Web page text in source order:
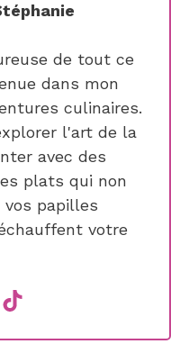
de tout ce
dans mon
culinaires.
l'art de la
avec des
plats qui non
papilles
votre
TikTok